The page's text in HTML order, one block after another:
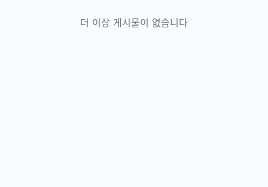
더 이상 게시물이 없습니다